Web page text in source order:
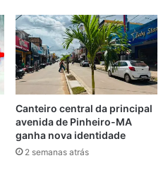
bem como evitar
produtos”, informou,
Rodrigues,
Sanitária.
vendedor informal
ficou sabendo que
caixas de isopor que
bebida como
Canteiro central da principal
avenida de Pinheiro-MA
ganha nova identidade
2 semanas atrás